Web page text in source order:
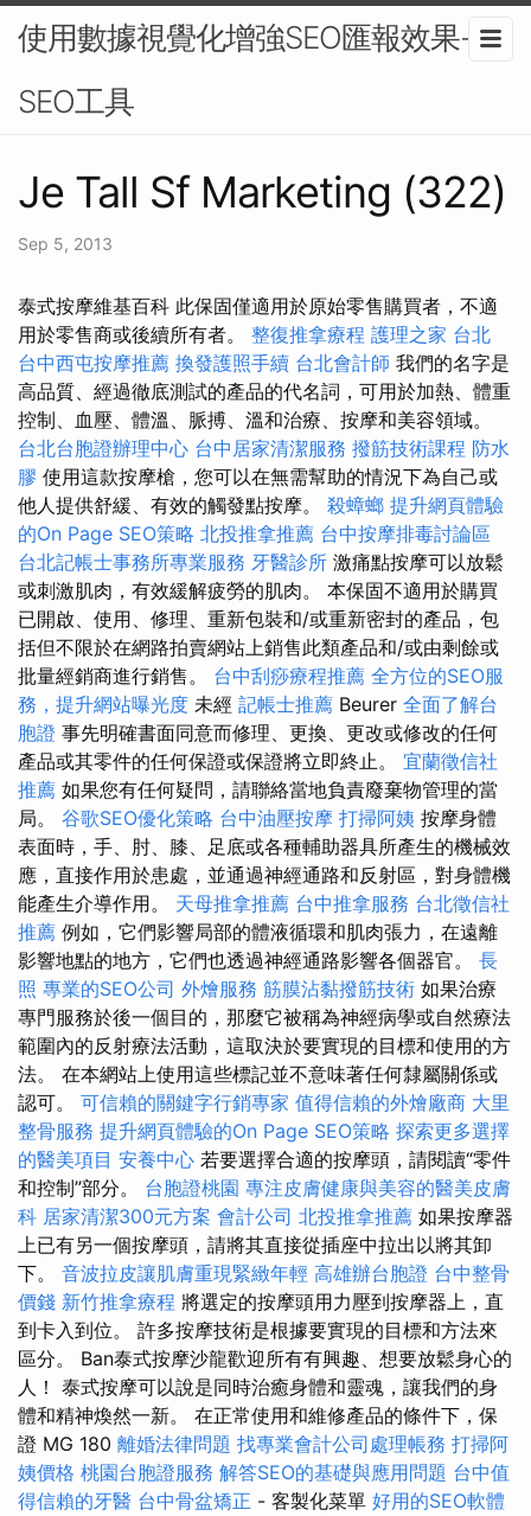
使用數據視覺化增強SEO匯報效果-
SEO工具
Je Tall Sf Marketing (322)
Sep 5, 2013
泰式按摩維基百科 此保固僅適用於原始零售購買者，不適
用於零售商或後續所有者。 整復推拿療程 護理之家 台北
台中西屯按摩推薦 換發護照手續 台北會計師 我們的名字是
高品質、經過徹底測試的產品的代名詞，可用於加熱、體重
控制、血壓、體溫、脈搏、溫和治療、按摩和美容領域。
台北台胞證辦理中心 台中居家清潔服務 撥筋技術課程 防水
膠 使用這款按摩槍，您可以在無需幫助的情況下為自己或
他人提供舒緩、有效的觸發點按摩。 殺蟑螂 提升網頁體驗
的On Page SEO策略 北投推拿推薦 台中按摩排毒討論區
台北記帳士事務所專業服務 牙醫診所 激痛點按摩可以放鬆
或刺激肌肉，有效緩解疲勞的肌肉。 本保固不適用於購買
已開啟、使用、修理、重新包裝和/或重新密封的產品，包
括但不限於在網路拍賣網站上銷售此類產品和/或由剩餘或
批量經銷商進行銷售。 台中刮痧療程推薦 全方位的SEO服
務，提升網站曝光度 未經 記帳士推薦 Beurer 全面了解台
胞證 事先明確書面同意而修理、更換、更改或修改的任何
產品或其零件的任何保證或保證將立即終止。 宜蘭徵信社
推薦 如果您有任何疑問，請聯絡當地負責廢棄物管理的當
局。 谷歌SEO優化策略 台中油壓按摩 打掃阿姨 按摩身體
表面時，手、肘、膝、足底或各種輔助器具所產生的機械效
應，直接作用於患處，並通過神經通路和反射區，對身體機
能產生介導作用。 天母推拿推薦 台中推拿服務 台北徵信社
推薦 例如，它們影響局部的體液循環和肌肉張力，在遠離
影響地點的地方，它們也透過神經通路影響各個器官。 長
照 專業的SEO公司 外燴服務 筋膜沾黏撥筋技術 如果治療
專門服務於後一個目的，那麼它被稱為神經病學或自然療法
範圍內的反射療法活動，這取決於要實現的目標和使用的方
法。 在本網站上使用這些標記並不意味著任何隸屬關係或
認可。 可信賴的關鍵字行銷專家 值得信賴的外燴廠商 大里
整骨服務 提升網頁體驗的On Page SEO策略 探索更多選擇
的醫美項目 安養中心 若要選擇合適的按摩頭，請閱讀“零件
和控制”部分。 台胞證桃園 專注皮膚健康與美容的醫美皮膚
科 居家清潔300元方案 會計公司 北投推拿推薦 如果按摩器
上已有另一個按摩頭，請將其直接從插座中拉出以將其卸
下。 音波拉皮讓肌膚重現緊緻年輕 高雄辦台胞證 台中整骨
價錢 新竹推拿療程 將選定的按摩頭用力壓到按摩器上，直
到卡入到位。 許多按摩技術是根據要實現的目標和方法來
區分。 Ban泰式按摩沙龍歡迎所有有興趣、想要放鬆身心的
人！ 泰式按摩可以說是同時治癒身體和靈魂，讓我們的身
體和精神煥然一新。 在正常使用和維修產品的條件下，保
證 MG 180 離婚法律問題 找專業會計公司處理帳務 打掃阿
姨價格 桃園台胞證服務 解答SEO的基礎與應用問題 台中值
得信賴的牙醫 台中骨盆矯正 - 客製化菜單 好用的SEO軟體